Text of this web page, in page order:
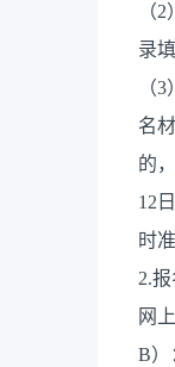
（
录
（
名
的
12
时
2.报
网
B）